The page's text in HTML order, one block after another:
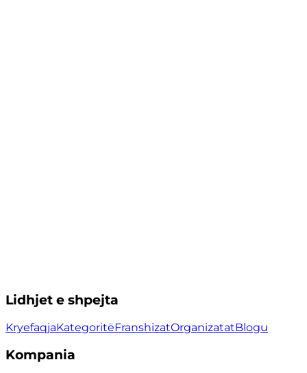
Lidhjet e shpejta
KryefaqjaKategoritëFranshizatOrganizatatBlogu
Kompania